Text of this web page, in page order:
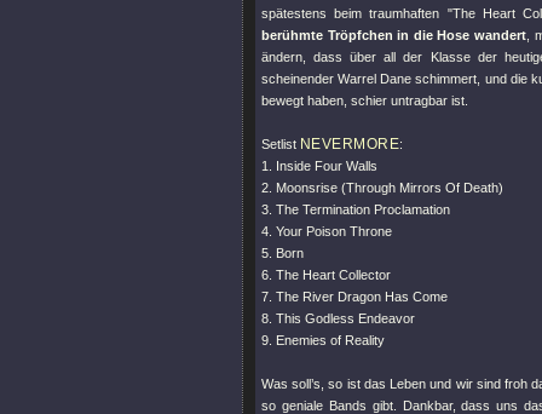
spätestens beim traumhaften "The Heart
berühmte Tröpfchen in die Hose wandert,
ändern, dass über all der Klasse der
scheinender Warrel Dane schimmert, und die
bewegt haben, schier untragbar ist.
Setlist NEVERMORE:
1. Inside Four Walls
2. Moonsrise (Through Mirrors Of Death)
3. The Termination Proclamation
4. Your Poison Throne
5. Born
6. The Heart Collector
7. The River Dragon Has Come
8. This Godless Endeavor
9. Enemies of Reality
Was soll’s, so ist das Leben und wir sind froh
so geniale Bands gibt. Dankbar, dass uns